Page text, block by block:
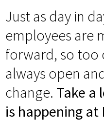
Just as day in
employees are
forward, so too
always open
change. Take a
is happening at